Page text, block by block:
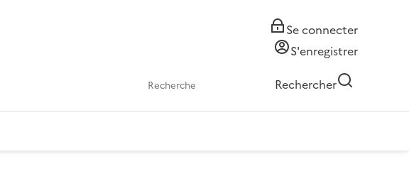
Se connecter
S'enregistrer
Rechercher